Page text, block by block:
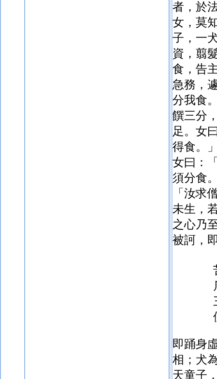
者，於
女，莫
子，一
資，翦
食，告
急務，
分我食
饌三分
足。女
得食。
女曰：
須分食
「汝求
未生，
之心乃
被訶，
即踊身
相；犬
天童子